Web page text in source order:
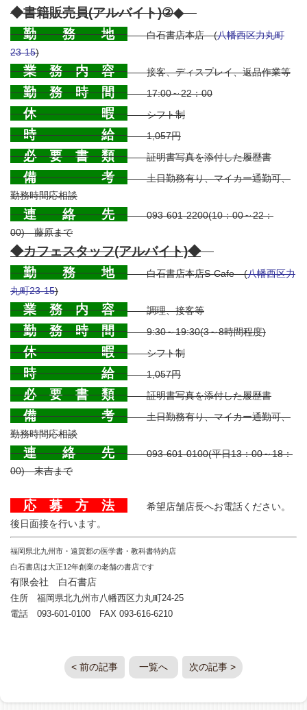
◆書籍販売員(アルバイト)②◆
勤 務 地白石書店本店 (八幡西区力丸町
23-15)
業 務 内 容接客、ディスプレイ、返品作業等
勤 務 時 間17:00～22：00
休 暇シフト制
時 給1,057円
必 要 書 類証明書写真を添付した履歴書
備 考土日勤務有り、マイカー通勤可、
勤務時間応相談
連 絡 先093-601-2200(10：00～22：
00) 藤原まで
◆カフェスタッフ(アルバイト)◆
勤 務 地白石書店本店S-Cafe (八幡西区力
丸町23-15)
業 務 内 容調理、接客等
勤 務 時 間9:30～19:30(3～8時間程度)
休 暇シフト制
時 給1,057円
必 要 書 類証明書写真を添付した履歴書
備 考土日勤務有り、マイカー通勤可、
勤務時間応相談
連 絡 先093-601-0100(平日13：00～18：
00) 末吉まで
応 募 方 法
希望店舗店長へお電話ください。
後日面接を行います。
福岡県北九州市・遠賀郡の医学書・教科書特約店
白石書店は大正12年創業の老舗の書店です
有限会社 白石書店
住所 福岡県北九州市八幡西区力丸町24-25
電話 093-601-0100 FAX 093-616-6210
< 前の記事 一覧へ 次の記事 >